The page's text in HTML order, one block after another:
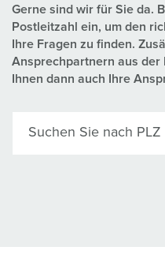
Gerne sind wir für Sie da.
Postleitzahl ein, um den
Ihre Fragen zu finden.
Ansprechpartnern aus der
Ihnen dann auch Ihre
Suchen Sie nach PLZ